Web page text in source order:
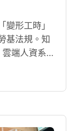
形工時」
基法規。知
端人資系